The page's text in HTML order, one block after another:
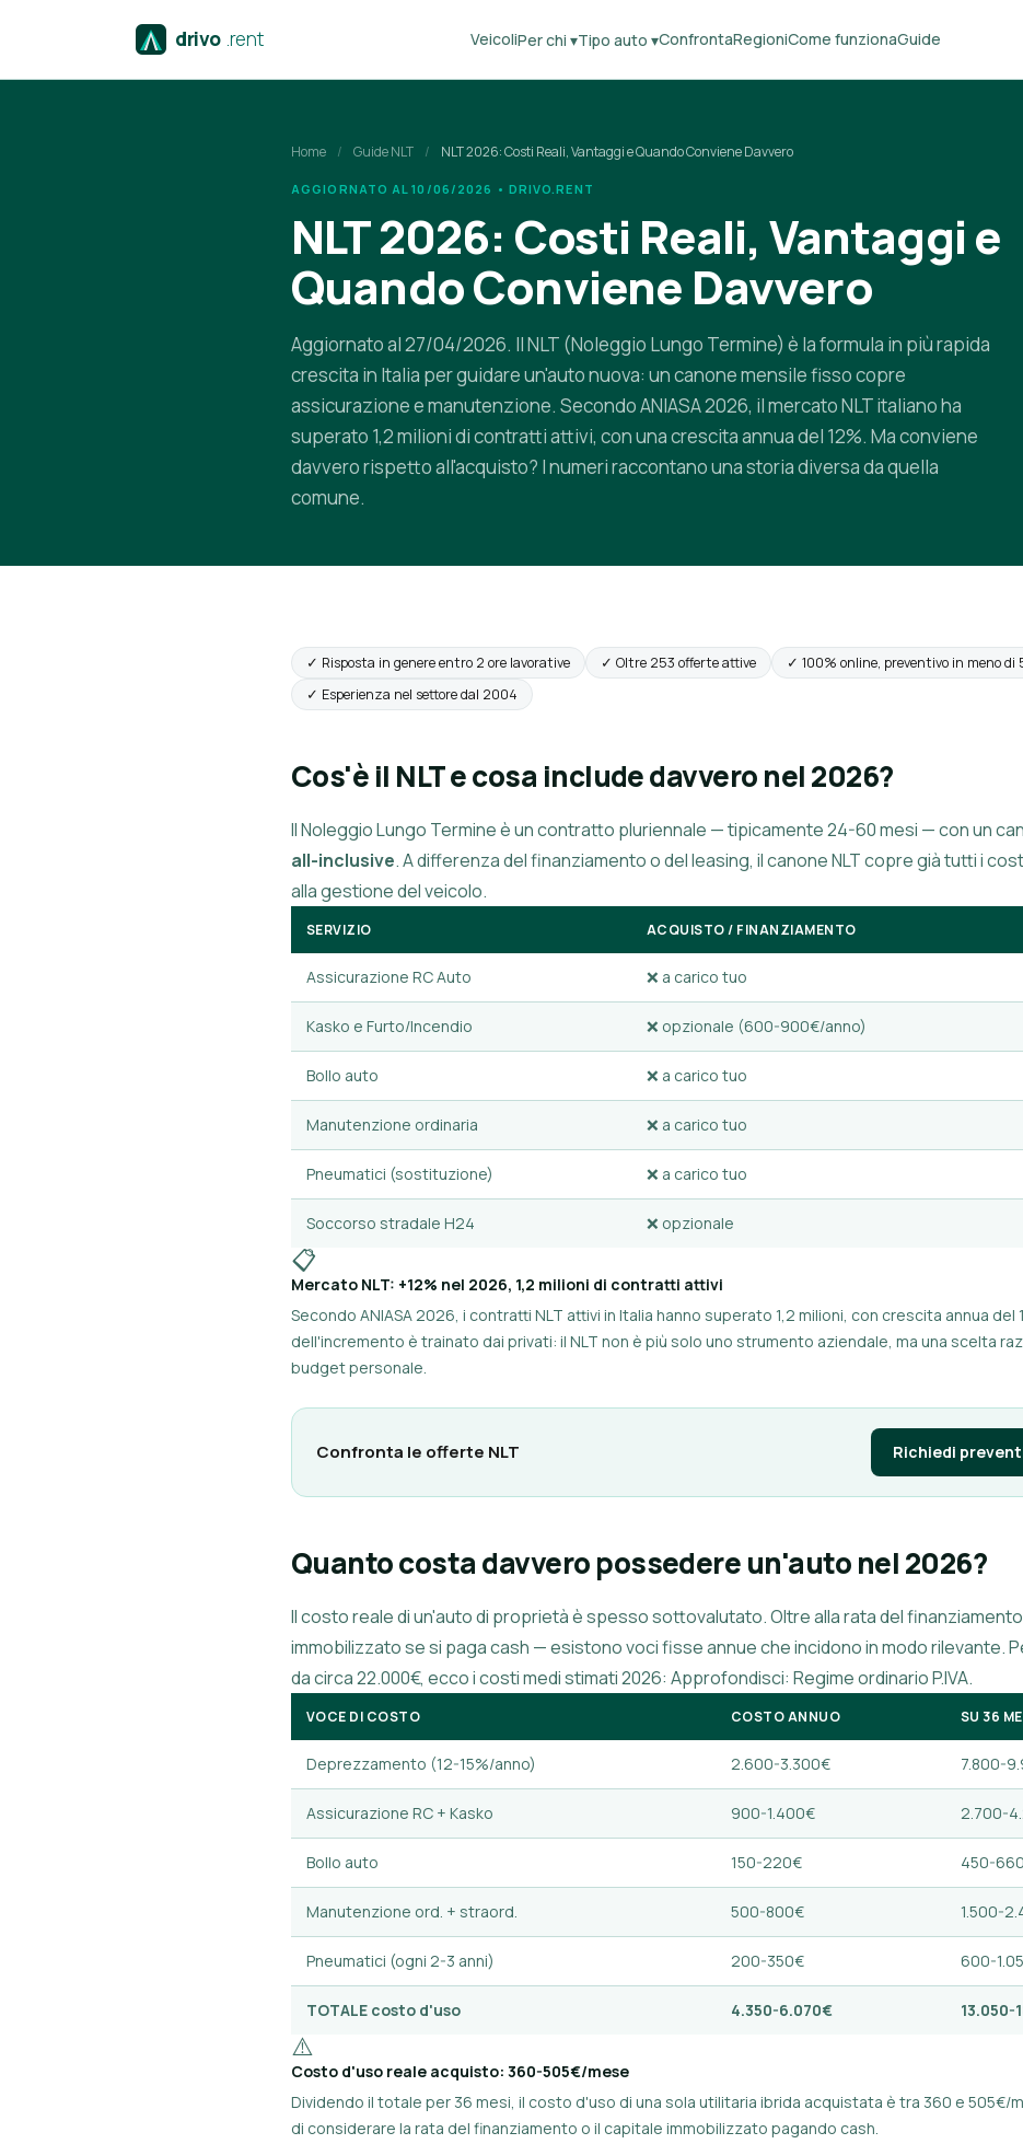
drivo .rent VeicoliPer chi ▾Tipo auto ▾ConfrontaRegioniCome funzionaGuide
Home / Guide NLT / NLT 2026: Costi Reali, Vantaggi e Quando Conviene Davvero
AGGIORNATO AL 10/06/2026 • DRIVO.RENT
NLT 2026: Costi Reali, Vantaggi e
Quando Conviene Davvero
Aggiornato al 27/04/2026. Il NLT (Noleggio Lungo Termine) è la formula in più rapida
crescita in Italia per guidare un'auto nuova: un canone mensile fisso copre
assicurazione e manutenzione. Secondo ANIASA 2026, il mercato NLT italiano ha
superato 1,2 milioni di contratti attivi, con una crescita annua del 12%. Ma conviene
davvero rispetto all'acquisto? I numeri raccontano una storia diversa da quella
comune.
✓ Risposta in genere entro 2 ore lavorative ✓ Oltre 253 offerte attive
✓ 100% online, preventivo in meno
✓ Esperienza nel settore dal 2004
Cos'è il NLT e cosa include davvero nel 2026?
Il Noleggio Lungo Termine è un contratto pluriennale — tipicamente 24-60 mesi — con un
all-inclusive. A differenza del finanziamento o del leasing, il canone NLT copre già tutti i
alla gestione del veicolo.
SERVIZIO ACQUISTO / FINANZIAMENTO
Assicurazione RC Auto ❌ a carico tuo
Kasko e Furto/Incendio ❌ opzionale (600-900€/anno)
Bollo auto ❌ a carico tuo
Manutenzione ordinaria ❌ a carico tuo
Pneumatici (sostituzione) ❌ a carico tuo
Soccorso stradale H24 ❌ opzionale
📋
Mercato NLT: +12% nel 2026, 1,2 milioni di contratti attivi
Secondo ANIASA 2026, i contratti NLT attivi in Italia hanno superato 1,2 milioni, con crescita annua del
dell'incremento è trainato dai privati: il NLT non è più solo uno strumento aziendale, ma una scelta
budget personale.
Confronta le offerte NLT Richiedi
Quanto costa davvero possedere un'auto nel 2026?
Il costo reale di un'auto di proprietà è spesso sottovalutato. Oltre alla rata del
immobilizzato se si paga cash — esistono voci fisse annue che incidono in modo rilevante.
da circa 22.000€, ecco i costi medi stimati 2026: Approfondisci: Regime ordinario P.IVA.
VOCE DI COSTO COSTO ANNUO SU 36
Deprezzamento (12-15%/anno) 2.600-3.300€ 7.800-
Assicurazione RC + Kasko 900-1.400€ 2.700-
Bollo auto 150-220€ 450-
Manutenzione ord. + straord. 500-800€ 1.500-
Pneumatici (ogni 2-3 anni) 200-350€ 600-
TOTALE costo d'uso 4.350-6.070€ 13.050-
⚠️
Costo d'uso reale acquisto: 360-505€/mese
Dividendo il totale per 36 mesi, il costo d'uso di una sola utilitaria ibrida acquistata è tra 360 e 505€/
di considerare la rata del finanziamento o il capitale immobilizzato pagando cash.